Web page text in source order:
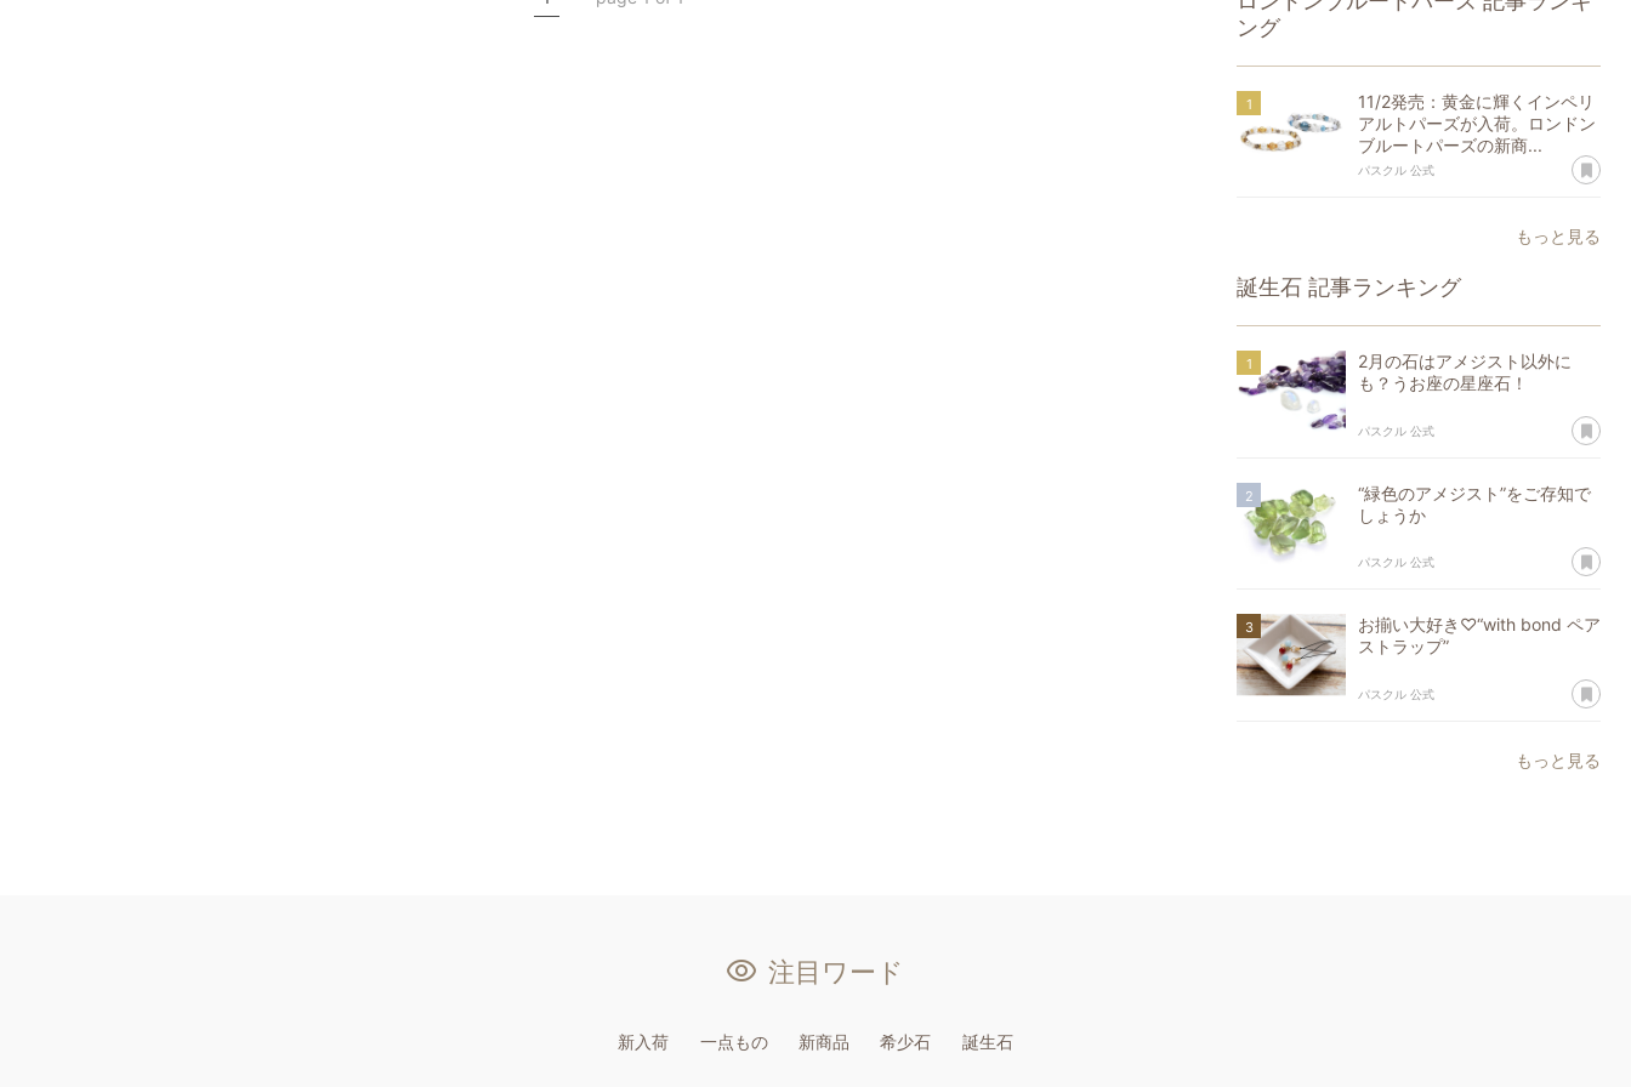
ング
11/2発売：黄金に輝くインペリ
アルトパーズが入荷。ロンドン
ブルートパーズの新商...
パスクル 公式 あ
もっと見る
誕生石 記事ランキング
2月の石はアメジスト以外に
も？うお座の星座石！
パスクル 公式 あ
“緑色のアメジスト”をご存知で
しょうか
パスクル 公式 あ
お揃い大好き♡“with bond ペア
ストラップ”
パスクル 公式 あ
もっと見る
注目ワード
新入荷 一点もの 新商品 希少石 誕生石